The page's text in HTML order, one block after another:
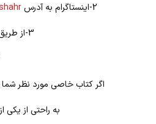
2-اینستاگرام به آدرس
3-از طریق سایت
اگر کتاب خاصی مورد نظر شما
به راحتی از یکی